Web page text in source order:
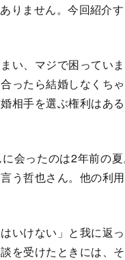
りません。今回紹介
い、マジで困ってい
たら結婚しなくち
相手を選ぶ権利はあ
会ったのは2年前の
う哲也さん。他の利
いけない」と我に返
を受けたときには、